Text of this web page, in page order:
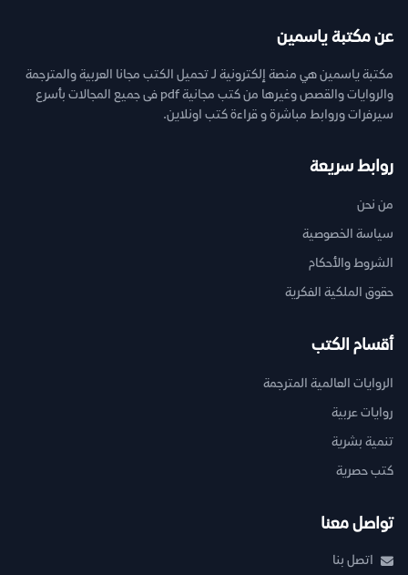
عن مكتبة ياسمين
مكتبة ياسمين هي منصة إلكترونية لـ تحميل الكتب مجانا العربية والمترجمة
والروايات والقصص وغيرها من كتب مجانية pdf فى جميع المجالات بأسرع
سيرفرات وروابط مباشرة و قراءة كتب اونلاين.
روابط سريعة
من نحن
سياسة الخصوصية
الشروط والأحكام
حقوق الملكية الفكرية
أقسام الكتب
الروايات العالمية المترجمة
روايات عربية
تنمية بشرية
كتب حصرية
تواصل معنا
اتصل بنا